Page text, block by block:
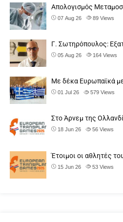
Απολογισμός
07 Aug 26 89 Views
Γ. Σωτηρόπουλος:
05 Aug 26 164 Views
Με δέκα Ευρωπαϊκά
01 Jul 26 579 Views
Στο Άρνεμ της
18 Jun 26 56 Views
Έτοιμοι οι αθλητές
15 Jun 26 53 Views